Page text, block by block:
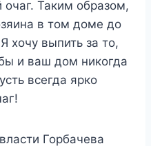
Таким образом,
в том доме до
хочу выпить за то,
и ваш дом никогда
всегда ярко
Горбачева